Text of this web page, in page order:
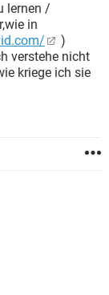
lernen /
in
)
verstehe nicht
kriege ich sie